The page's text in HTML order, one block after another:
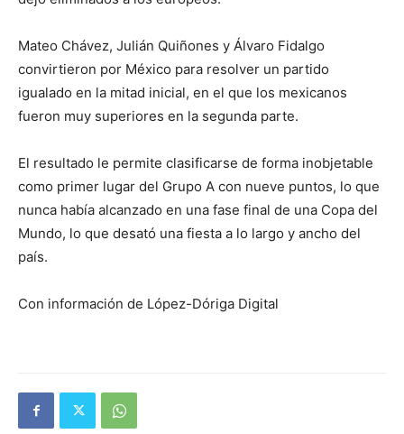
Mateo Chávez, Julián Quiñones y Álvaro Fidalgo
convirtieron por México para resolver un partido
igualado en la mitad inicial, en el que los mexicanos
fueron muy superiores en la segunda parte.
El resultado le permite clasificarse de forma inobjetable
como primer lugar del Grupo A con nueve puntos, lo que
nunca había alcanzado en una fase final de una Copa del
Mundo, lo que desató una fiesta a lo largo y ancho del
país.
Con información de López-Dóriga Digital